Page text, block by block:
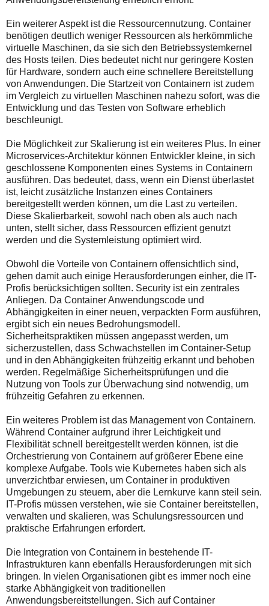
Ein weiterer Aspekt ist die Ressourcennutzung. Container
benötigen deutlich weniger Ressourcen als herkömmliche
virtuelle Maschinen, da sie sich den Betriebssystemkernel
des Hosts teilen. Dies bedeutet nicht nur geringere Kosten
für Hardware, sondern auch eine schnellere Bereitstellung
von Anwendungen. Die Startzeit von Containern ist zudem
im Vergleich zu virtuellen Maschinen nahezu sofort, was die
Entwicklung und das Testen von Software erheblich
beschleunigt.
Die Möglichkeit zur Skalierung ist ein weiteres Plus. In einer
Microservices-Architektur können Entwickler kleine, in sich
geschlossene Komponenten eines Systems in Containern
ausführen. Das bedeutet, dass, wenn ein Dienst überlastet
ist, leicht zusätzliche Instanzen eines Containers
bereitgestellt werden können, um die Last zu verteilen.
Diese Skalierbarkeit, sowohl nach oben als auch nach
unten, stellt sicher, dass Ressourcen effizient genutzt
werden und die Systemleistung optimiert wird.
Obwohl die Vorteile von Containern offensichtlich sind,
gehen damit auch einige Herausforderungen einher, die IT-
Profis berücksichtigen sollten. Security ist ein zentrales
Anliegen. Da Container Anwendungscode und
Abhängigkeiten in einer neuen, verpackten Form ausführen,
ergibt sich ein neues Bedrohungsmodell.
Sicherheitspraktiken müssen angepasst werden, um
sicherzustellen, dass Schwachstellen im Container-Setup
und in den Abhängigkeiten frühzeitig erkannt und behoben
werden. Regelmäßige Sicherheitsprüfungen und die
Nutzung von Tools zur Überwachung sind notwendig, um
frühzeitig Gefahren zu erkennen.
Ein weiteres Problem ist das Management von Containern.
Während Container aufgrund ihrer Leichtigkeit und
Flexibilität schnell bereitgestellt werden können, ist die
Orchestrierung von Containern auf größerer Ebene eine
komplexe Aufgabe. Tools wie Kubernetes haben sich als
unverzichtbar erwiesen, um Container in produktiven
Umgebungen zu steuern, aber die Lernkurve kann steil sein.
IT-Profis müssen verstehen, wie sie Container bereitstellen,
verwalten und skalieren, was Schulungsressourcen und
praktische Erfahrungen erfordert.
Die Integration von Containern in bestehende IT-
Infrastrukturen kann ebenfalls Herausforderungen mit sich
bringen. In vielen Organisationen gibt es immer noch eine
starke Abhängigkeit von traditionellen
Anwendungsbereitstellungen. Sich auf Container